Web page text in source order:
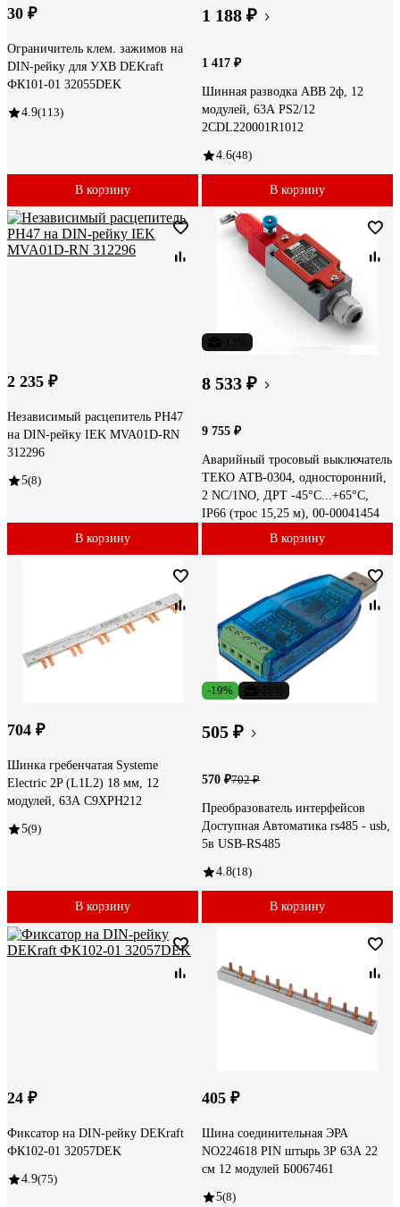
30 ₽
Ограничитель клем. зажимов на
DIN-рейку для УХВ DEKraft
ФК101-01 32055DEK
4.9(113)
В корзину
1 188 ₽
1 417 ₽
Шинная разводка ABB 2ф, 12
модулей, 63А PS2/12
2CDL220001R1012
4.6(48)
В корзину
2 235 ₽
Независимый расцепитель РН47
на DIN-рейку IEK MVA01D-RN
312296
5(8)
В корзину
8 533 ₽
9 755 ₽
Аварийный тросовый выключатель
ТЕКО АТВ-0304, односторонний,
2 NC/1NO, ДРТ -45°C...+65°C,
IP66 (трос 15,25 м), 00-00041454
В корзину
704 ₽
Шинка гребенчатая Systeme
Electric 2P (L1L2) 18 мм, 12
модулей, 63А C9XPH212
5(9)
В корзину
-19%
505 ₽
570 ₽702 ₽
Преобразователь интерфейсов
Доступная Автоматика rs485 - usb,
5в USB-RS485
4.8(18)
В корзину
24 ₽
Фиксатор на DIN-рейку DEKraft
ФК102-01 32057DEK
4.9(75)
405 ₽
Шина соединительная ЭРА
NO224618 PIN штырь 3Р 63А 22
см 12 модулей Б0067461
5(8)